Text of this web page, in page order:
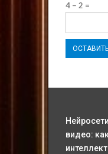
4 − 2 =
видео: